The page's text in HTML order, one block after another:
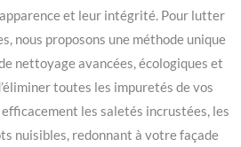
et leur intégrité. Pour lutter
nous proposons une méthode unique
nettoyage avancées, écologiques et
toutes les impuretés de vos
les saletés incrustées, les
nuisibles, redonnant à votre façade